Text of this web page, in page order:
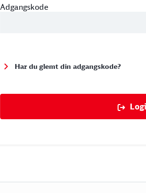
Adgangskode
Har du glemt din adgangskode?